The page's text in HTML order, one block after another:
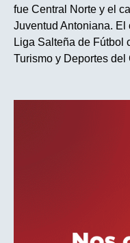
fue Central Norte y el
Juventud Antoniana.
Liga Salteña de Fútbol
Turismo y Deportes del